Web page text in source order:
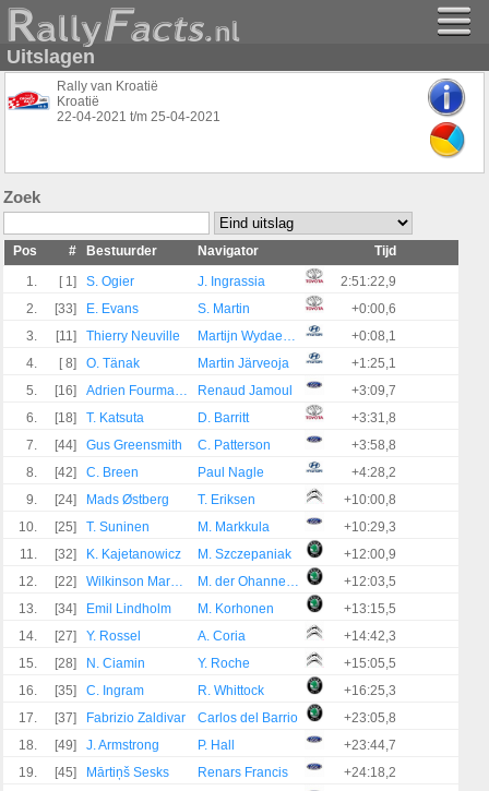
Uitslagen
Rally van Kroatië
Kroatië
22-04-2021 t/m 25-04-2021
Zoek
Pos # Bestuurder Navigator
Tijd
1.
[ 1] S. Ogier J. Ingrassia
2:51:22,9
2.
[33] E. Evans S. Martin
+0:00,6
3.
[11] Thierry Neuville Martijn Wydaeghe
+0:08,1
4.
[ 8] O. Tänak Martin Järveoja
+1:25,1
5.
[16] Adrien Fourmaux Renaud Jamoul
+3:09,7
6.
[18] T. Katsuta D. Barritt
+3:31,8
7.
[44] Gus Greensmith C. Patterson
+3:58,8
8.
[42] C. Breen Paul Nagle
+4:28,2
9.
[24] Mads Østberg T. Eriksen
+10:00,8
10.
[25] T. Suninen M. Markkula
+10:29,3
11.
[32] K. Kajetanowicz M. Szczepaniak
+12:00,9
12.
[22] Wilkinson Marco Bulacia M. der Ohannesian
+12:03,5
13.
[34] Emil Lindholm M. Korhonen
+13:15,5
14.
[27] Y. Rossel A. Coria
+14:42,3
15.
[28] N. Ciamin Y. Roche
+15:05,5
16.
[35] C. Ingram R. Whittock
+16:25,3
17.
[37] Fabrizio Zaldivar Carlos del Barrio
+23:05,8
18.
[49] J. Armstrong P. Hall
+23:44,7
19.
[45] Mārtiņš Sesks Renars Francis
+24:18,2